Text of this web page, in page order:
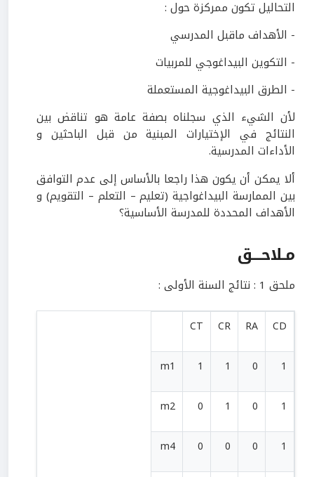
التحاليل تكون ممركزة حول :
- الأهداف ماقبل المدرسي
- التكوين البيداغوجي للمربيات
- الطرق البيداغوجية المستعملة
لأن الشيء الذي سجلناه بصفة عامة هو تناقض بين
النتائج في الإختيارات المبنية من قبل الباحثين و
الأداءات المدرسية.
ألا يمكن أن يكون هذا راجعا بالأساس إلى عدم التوافق
بين الممارسة البيداغواجية (تعليم – التعلم – التقويم) و
الأهداف المحددة للمدرسة الأساسية؟
مـلاحـــق
ملحق 1 : نتائج السنة الأولى :
CD
RA
CR
CT
1
0
1
1
m1
1
0
1
0
m2
1
0
0
0
m4